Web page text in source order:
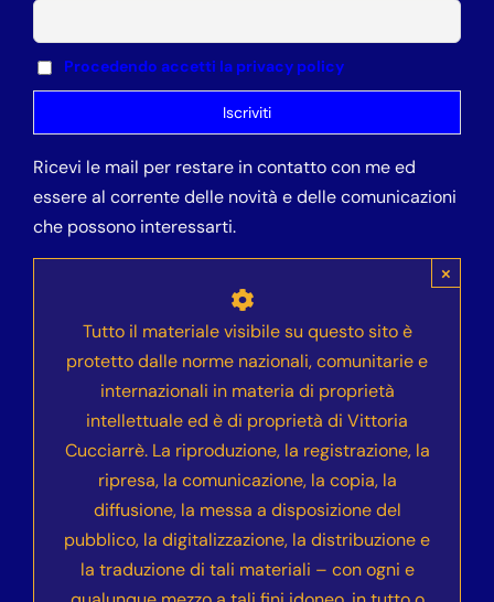
Procedendo accetti la privacy policy
Ricevi le mail per restare in contatto con me ed
essere al corrente delle novità e delle comunicazioni
che possono interessarti.
Tutto il materiale visibile su questo sito è
protetto dalle norme nazionali, comunitarie e
internazionali in materia di proprietà
intellettuale ed è di proprietà di Vittoria
Cucciarrè. La riproduzione, la registrazione, la
ripresa, la comunicazione, la copia, la
diffusione, la messa a disposizione del
pubblico, la digitalizzazione, la distribuzione e
la traduzione di tali materiali – con ogni e
×